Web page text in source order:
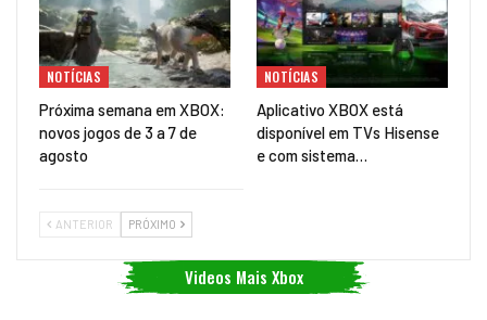
NOTÍCIAS
Próxima semana em XBOX:
novos jogos de 3 a 7 de
agosto
NOTÍCIAS
Aplicativo XBOX está
disponível em TVs Hisense
e com sistema…
ANTERIOR PRÓXIMO
Videos Mais Xbox